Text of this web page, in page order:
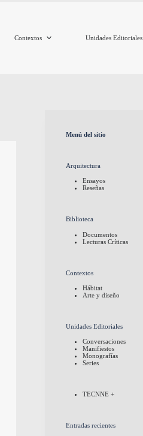
Contextos Unidades Editoriales
Menú del sitio
Arquitectura
Ensayos
Reseñas
Biblioteca
Documentos
Lecturas Críticas
Contextos
Hábitat
Arte y diseño
Unidades Editoriales
Conversaciones
Manifiestos
Monografías
Series
TECNNE +
Entradas recientes